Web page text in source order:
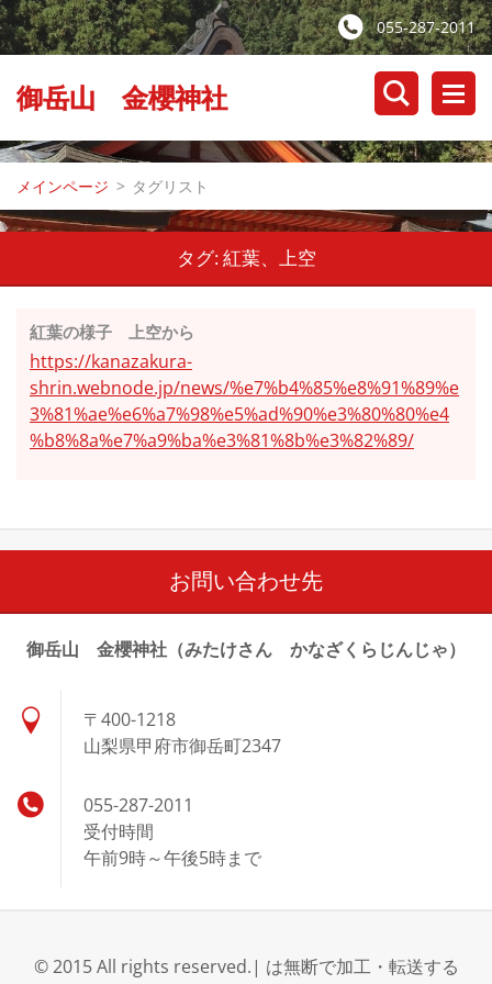
055-287-2011
御岳山 金櫻神社
メインページ > タグリスト
タグ: 紅葉、上空
紅葉の様子 上空から
https://kanazakura-
shrin.webnode.jp/news/%e7%b4%85%e8%91%89%e
3%81%ae%e6%a7%98%e5%ad%90%e3%80%80%e4
%b8%8a%e7%a9%ba%e3%81%8b%e3%82%89/
お問い合わせ先
御岳山 金櫻神社（みたけさん かなざくらじんじゃ）
〒400-1218
山梨県甲府市御岳町2347
055-287-2011
受付時間
午前9時～午後5時まで
© 2015 All rights reserved.| は無断で加工・転送する